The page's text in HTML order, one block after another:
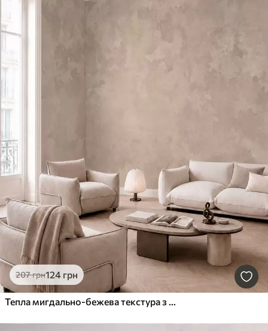
207грн124 грн
Тепла мигдально-бежева текстура з м'якими природними переходами відтінків